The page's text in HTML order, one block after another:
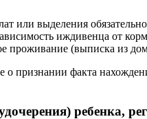
выделения
иждивенца от
проживание (выписка из
признании факта
ребенка,